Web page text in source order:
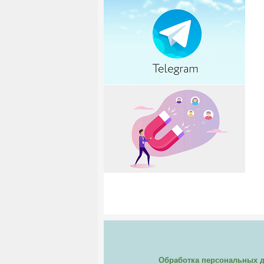
Обработка персональных